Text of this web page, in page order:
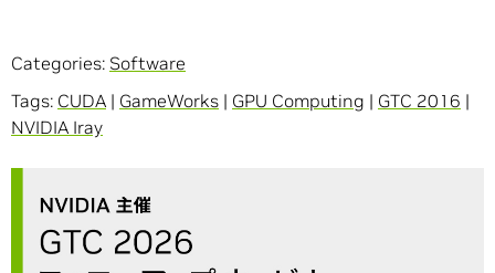
Categories: Software
Tags: CUDA | GameWorks | GPU Computing | GTC 2016 |
NVIDIA Iray